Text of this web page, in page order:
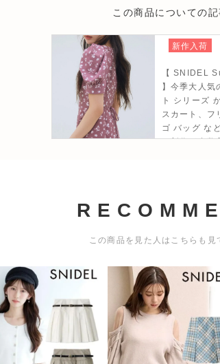
この商品についての記
新作入荷
【 SNIDEL
】今季大人気
ト シリーズ
スカート、フ
ゴ バッグ な
る新作が多数
この商品を見た人はこちらも見